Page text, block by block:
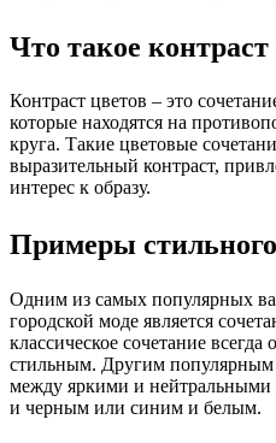
Что такое контраст
Контраст цветов – это
которые находятся на
круга. Такие цветовые
выразительный контраст,
интерес к образу.
Примеры
Одним из самых популярных
городской моде является
классическое сочетание всегда
стильным. Другим популярным
между яркими и
и черным или синим и белым.